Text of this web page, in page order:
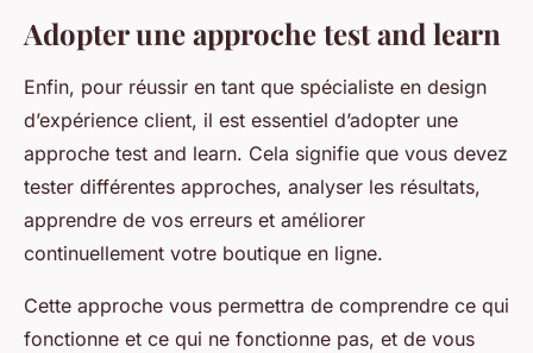
Adopter une approche test and learn
Enfin, pour réussir en tant que spécialiste en design
d’expérience client, il est essentiel d’adopter une
approche test and learn. Cela signifie que vous devez
tester différentes approches, analyser les résultats,
apprendre de vos erreurs et améliorer
continuellement votre boutique en ligne.
Cette approche vous permettra de comprendre ce qui
fonctionne et ce qui ne fonctionne pas, et de vous